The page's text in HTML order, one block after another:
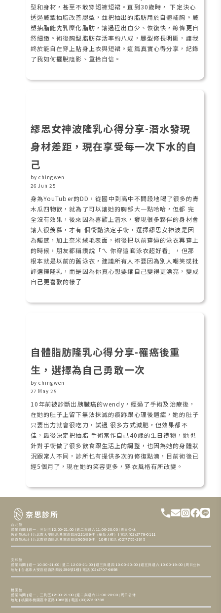
型和身材，甚至不敢穿短褲短裙。直到30歲時， 下定決心
透過威塑抽脂改善腿型，並把抽出的脂肪用於自體補胸。威
塑抽脂能先乳糜化脂肪，讓過程出血少、恢復快，線條更自
然細緻。術後胸型脂肪存活率約八成，腿型修長明顯，讓我
終於能自在穿上貼身上衣與短裙。這篇真實心得分享，記錄
了我如何擺脫陰影、重拾自信。
繆思女神波隆乳心得分享-潛水發現
身材差距，現在享受每一次下水的自
己
by chingwen
26 Jun 25
身為YouTuber的DD，從國中到高中不間段地喝了很多的青
木瓜四物飲，就為了可以讓她的胸部大一點哈哈，但都 完
全沒有效果，後來因為喜歡上潛水，發現很多夥伴的身材會
讓人很羨慕，才有 個衝動決定手術，選擇繆思女神波是因
為觸感，加上奈米絨毛表面，術後把以前穿過的泳衣再穿上
的時候，朋友都稱讚說「ㄟ 你穿這套泳衣超好看」，但那
根本就是以前的舊泳衣，建議所有人不要因為別人嘲笑或批
評選擇隆乳，而是因為你真心想要讓自己變得更漂亮，變成
自己更喜歡的樣子
自體脂肪隆乳心得分享-罹癌後重
生，選擇為自己勇敢一次
by chingwen
27 May 25
10年前被診斷出胰臟癌的wendy，經過了手術及治療後，
在她的肚子上留下無法抹滅的痕跡跟心理後遺症，她的肚子
只要出力就會很吃力，試過 很多方式減肥，但效果都不
佳，最後決定把抽脂 手術當作自己40歲的生日禮物，她也
針對手術做了很多飲食跟生活上的調整，也因為她的身體狀
況跟常人不同，診所也有提供多次的修復點滴，目前術後已
經5個月了，現在她的笑容更多，穿衣風格有所改變。
奈思診所
台北館
營業時間 | 週一、三到五12:00-21:00 | 週二與週六11:00-20:00 | 周日公休
敦化館地址 | 台北市大安區忠孝東路四段221號9樓（華新大樓） | 電話 (02)2778-0111
信義館地址 | 台北市信義區忠孝東路四段565號6樓、10樓 | 電話 (02)7755-2345
安和館
營業時間 | 週一 10:30-21:00 | 週二 12:00-21:00 | 週三與週四 10:00-20:00 | 週五與週六 10:00-19:00 | 周日公休
地址 | 台北市大安區信義路四段296號1樓 | 電話 (02)2707-6698
桃園館
營業時間 | 週一、三到五12:00-21:00 | 週二與週六11:00-20:00 | 周日公休
地址 | 桃園市桃園區中正路1065號 | 電話 (03)275-9789